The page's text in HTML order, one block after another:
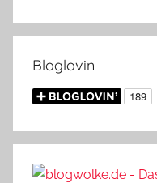
Bloglovin